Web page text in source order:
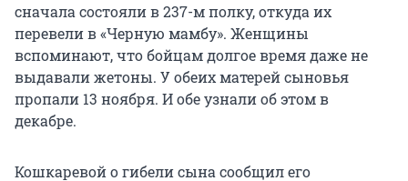
сначала состояли в 237-м полку, откуда их
перевели в «Черную мамбу». Женщины
вспоминают, что бойцам долгое время даже не
выдавали жетоны. У обеих матерей сыновья
пропали 13 ноября. И обе узнали об этом в
декабре.
Кошкаревой о гибели сына сообщил его